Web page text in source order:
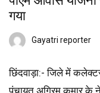
गया
Gayatri reporter
छिंदवाड़ा:- जिले में